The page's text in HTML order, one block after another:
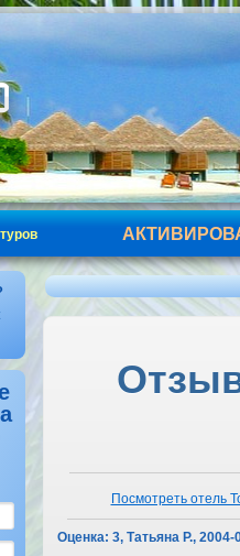
Посмотреть отель
Оценка: 3, Татьяна Р., 2004-